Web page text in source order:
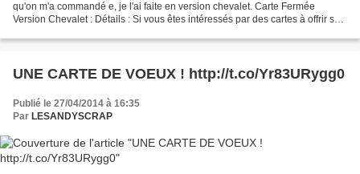
qu'on m'a commandé e, je l'ai faite en version chevalet. Carte Fermée
Version Chevalet : Détails : Si vous êtes intéressés par des cartes à offrir sur
UNE CARTE DE VOEUX ! http://t.co/Yr83URygg0
Publié le 27/04/2014 à 16:35
Par LESANDYSCRAP